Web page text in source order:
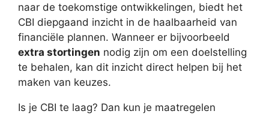
naar de toekomstige ontwikkelingen, biedt het
CBI diepgaand inzicht in de haalbaarheid van
financiële plannen. Wanneer er bijvoorbeeld
extra stortingen nodig zijn om een doelstelling
te behalen, kan dit inzicht direct helpen bij het
maken van keuzes.
Is je CBI te laag? Dan kun je maatregelen